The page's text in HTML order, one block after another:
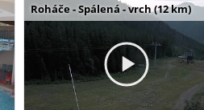
Roháče - Spálená - vrch (12 km)